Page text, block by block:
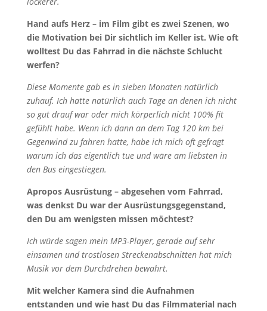
Hand aufs Herz – im Film gibt es zwei Szenen, wo
die Motivation bei Dir sichtlich im Keller ist. Wie oft
wolltest Du das Fahrrad in die nächste Schlucht
werfen?
Diese Momente gab es in sieben Monaten natürlich
zuhauf. Ich hatte natürlich auch Tage an denen ich nicht
so gut drauf war oder mich körperlich nicht 100% fit
gefühlt habe. Wenn ich dann an dem Tag 120 km bei
Gegenwind zu fahren hatte, habe ich mich oft gefragt
warum ich das eigentlich tue und wäre am liebsten in
den Bus eingestiegen.
Apropos Ausrüstung – abgesehen vom Fahrrad,
was denkst Du war der Ausrüstungsgegenstand,
den Du am wenigsten missen möchtest?
Ich würde sagen mein MP3-Player, gerade auf sehr
einsamen und trostlosen Streckenabschnitten hat mich
Musik vor dem Durchdrehen bewahrt.
Mit welcher Kamera sind die Aufnahmen
entstanden und wie hast Du das Filmmaterial nach